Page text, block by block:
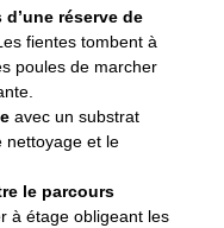
réserve de
fientes tombent à
poules de marcher
avec un substrat
nettoyage et le
le parcours
à étage obligeant les